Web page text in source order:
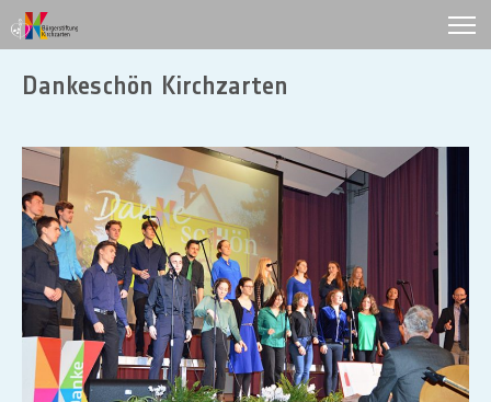
Dankeschön Kirchzarten